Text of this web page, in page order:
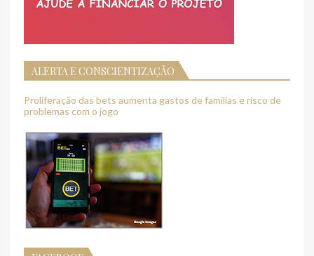
ALERTA E CONSCIENTIZAÇÃO
Proliferação das bets aumenta gastos de famílias e risco de
problemas com o jogo